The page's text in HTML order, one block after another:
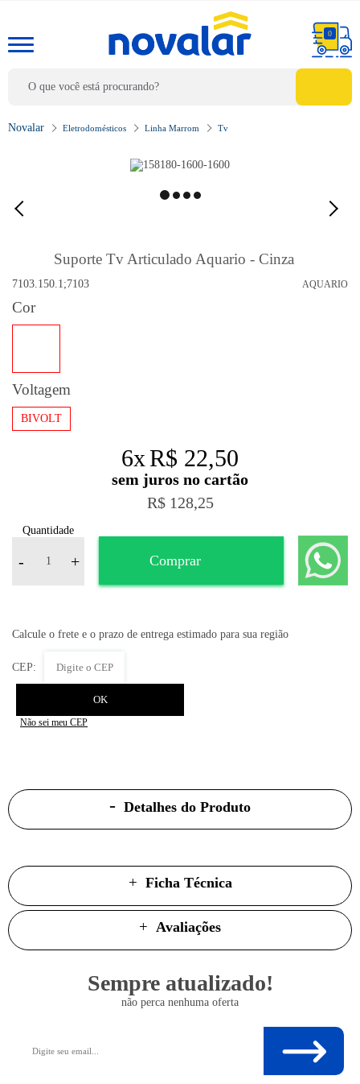
0
Eletrodomésticos Linha Marrom Tv
Suporte Tv Articulado Aquario - Cinza
AQUARIO
7103.150.1;7103
Cor
Voltagem
BIVOLT
6xR$ 22,50
R$ 128,25
Quantidade
- + Comprar
Não sei meu CEP
Detalhes do Produto
Ficha Técnica
Avaliações
Sempre atualizado!
não perca nenhuma oferta